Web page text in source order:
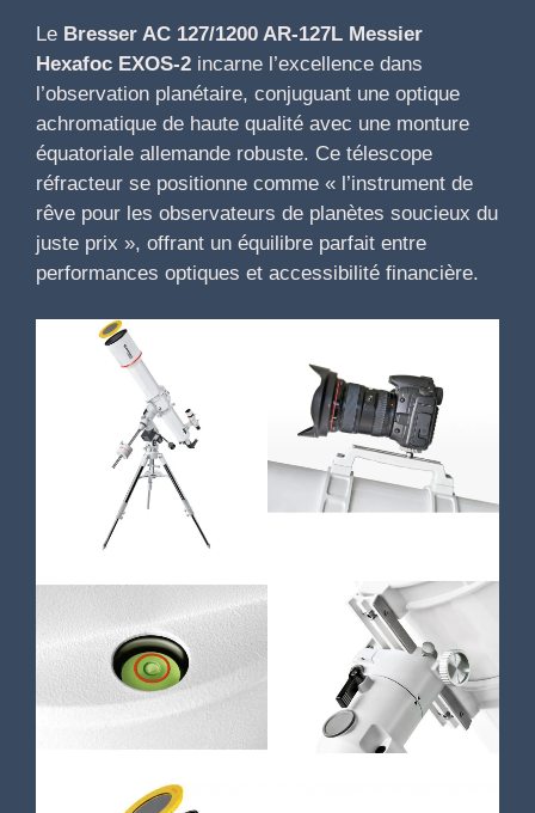
Le Bresser AC 127/1200 AR-127L Messier
Hexafoc EXOS-2 incarne l’excellence dans
l’observation planétaire, conjuguant une optique
achromatique de haute qualité avec une monture
équatoriale allemande robuste. Ce télescope
réfracteur se positionne comme « l’instrument de
rêve pour les observateurs de planètes soucieux du
juste prix », offrant un équilibre parfait entre
performances optiques et accessibilité financière.